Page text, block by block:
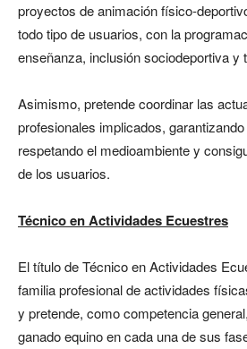
proyectos de animación físico-
todo tipo de usuarios, con la
enseñanza, inclusión sociodeportiva y
Asimismo, pretende coordinar las
profesionales implicados,
respetando el medioambiente y
de los usuarios.
Técnico en Actividades Ecuestres
El título de Técnico en Actividades
familia profesional de actividades
y pretende, como competencia
ganado equino en cada una de sus